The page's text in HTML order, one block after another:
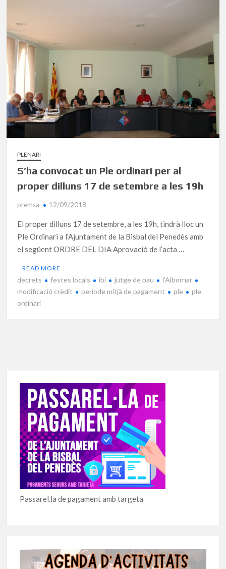
PLENARI
S’ha convocat un Ple ordinari per al
proper dilluns 17 de setembre a les 19h
premsa 12/09/2018
El proper dilluns 17 de setembre, a les 19h, tindrà lloc un
Ple Ordinari a l’Ajuntament de la Bisbal del Penedès amb
el següent ORDRE DEL DIA Aprovació de l’acta …
READ MORE
decrets festes locals ibi jutge de pau
l'Albornar
modificació crèdit
període mitjà de pagament ple
ple
ordinari
Passarel.la de pagament amb targeta